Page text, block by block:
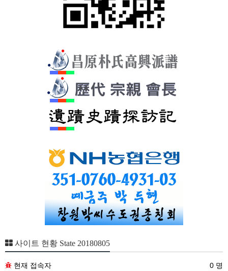
사이트 현황 State 20180805
현재 접속자 0 명